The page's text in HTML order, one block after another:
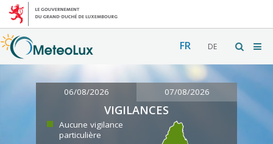
FR DE
06/08/2026 07/08/2026
VIGILANCES
Aucune vigilance
particulière